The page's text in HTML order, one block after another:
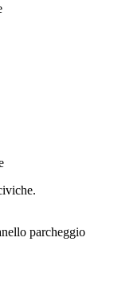
parcheggio